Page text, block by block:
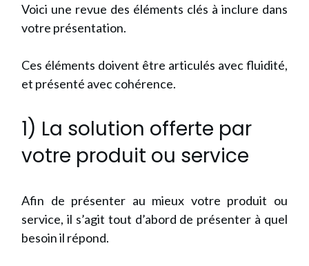
Voici une revue des éléments clés à inclure dans
votre présentation.
Ces éléments doivent être articulés avec fluidité,
et présenté avec cohérence.
1) La solution offerte par
votre produit ou service
Afin de présenter au mieux votre produit ou
service, il s’agit tout d’abord de présenter à quel
besoin il répond.